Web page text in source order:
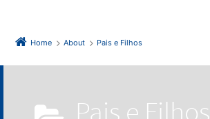
Home About Pais e Filhos
Pais e Filhos